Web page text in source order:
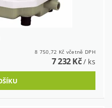
8 750,72 Kč včetně DPH
7 232 Kč/ ks